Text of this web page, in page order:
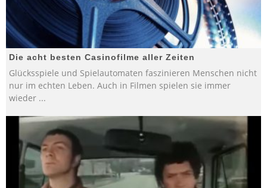
Die acht besten Casinofilme aller Zeiten
Glücksspiele und Spielautomaten faszinieren Menschen nicht
nur im echten Leben. Auch in Filmen spielen sie immer
wieder ...